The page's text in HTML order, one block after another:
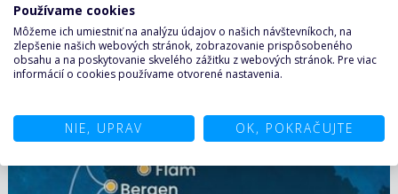
menších člnov. Prístav sa nachádza v blízkosti centra mesta, takže
väčšinu zaujímavých miest možno pohodlne prejsť pešo. Na
návštevu vzdialenejších lokalít sú k dispozícii organizované výlety
alebo miestna doprava.
Plavby do Maloy:
ZOBRAZIT DETAIL
08.05.2027 – 15.05.2027
Používame cookies
Môžeme ich umiestniť na analýzu údajov o našich návštevníkoch, na
zlepšenie našich webových stránok, zobrazovanie prispôsobeného
obsahu a na poskytovanie skvelého zážitku z webových stránok. Pre viac
informácií o cookies používame otvorené nastavenia.
NIE, UPRAV OK, POKRAČUJTE